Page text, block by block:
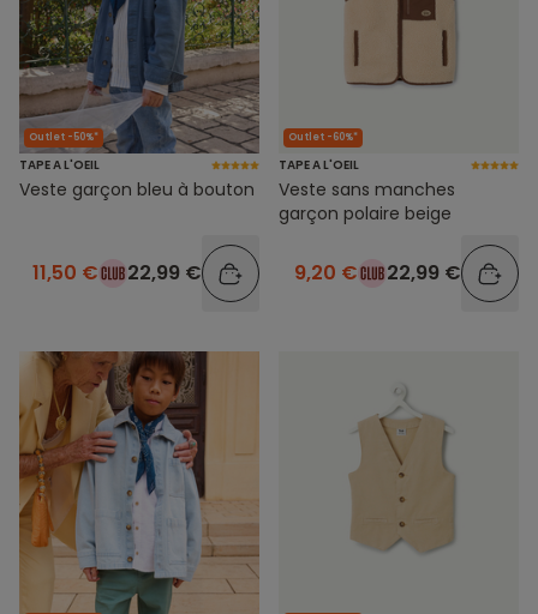
Outlet -50%*
TAPE A L'OEIL
Veste garçon bleu à bouton
11,50 € 22,99 €
Outlet -60%*
TAPE A L'OEIL
Veste sans manches
garçon polaire beige
9,20 € 22,99 €